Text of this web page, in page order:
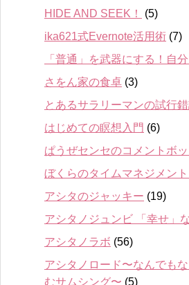
HIDE AND SEEK！
(5)
ika621式Evernote活用術 (7)
「普通」を武器にする！自
さをん家の食卓 (3)
とあるサラリーマンの試行
はじめての瞑想入門 (6)
ぱうぜセンセのコメントボッ
ぼくらのタイムマネジメン
アシタのジャッキー (19)
アシタノジュンビ 「幸せ」
アシタノラボ (56)
アシタノロード〜なんでも
むサムシング〜 (5)